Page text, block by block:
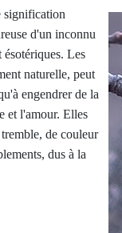
signification
d'un inconnu
ésotériques. Les
naturelle, peut
engendrer de la
et l'amour. Elles
de couleur
dus à la